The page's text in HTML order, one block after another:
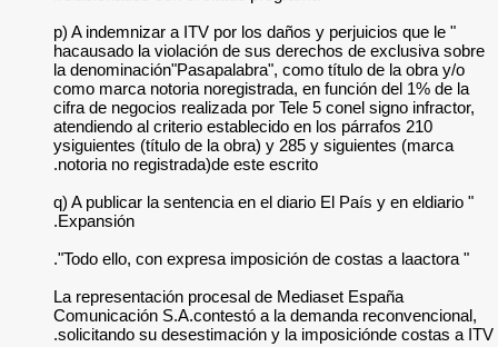
" p) A indemnizar a
hacausado la
la
como marca
cifra de negocios
atendiendo al
ysiguientes (título
" q) A publicar la
La representación
Comunicación
solicitando su